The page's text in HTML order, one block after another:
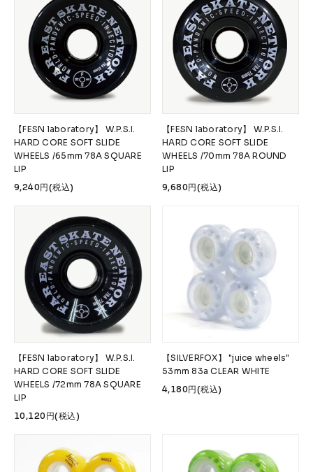
INDEPENDENT
TENSOR TRUCKS DOG TOWN Gacious
AREth Pro-Tec DENIS DANG SHADES
oddCIRKUS NARROW GAGE HEATED WHEEL
GRIND KING Rip Tide
SILVER FOX POWELL PERALTA BONES
Various Brands Vintage
【FESN laboratory】 W.P.S.I.
HARD CORE SOFT SLIDE
WHEELS /65mm 78A SQUARE
LIP
9,240円(税込)
【FESN laboratory】 W.P.S.I.
HARD CORE SOFT SLIDE
WHEELS /70mm 78A ROUND
LIP
9,680円(税込)
【FESN laboratory】 W.P.S.I.
HARD CORE SOFT SLIDE
WHEELS /72mm 78A SQUARE
LIP
10,120円(税込)
【SILVERFOX】 "juice wheels"
53mm 83a CLEAR WHITE
4,180円(税込)